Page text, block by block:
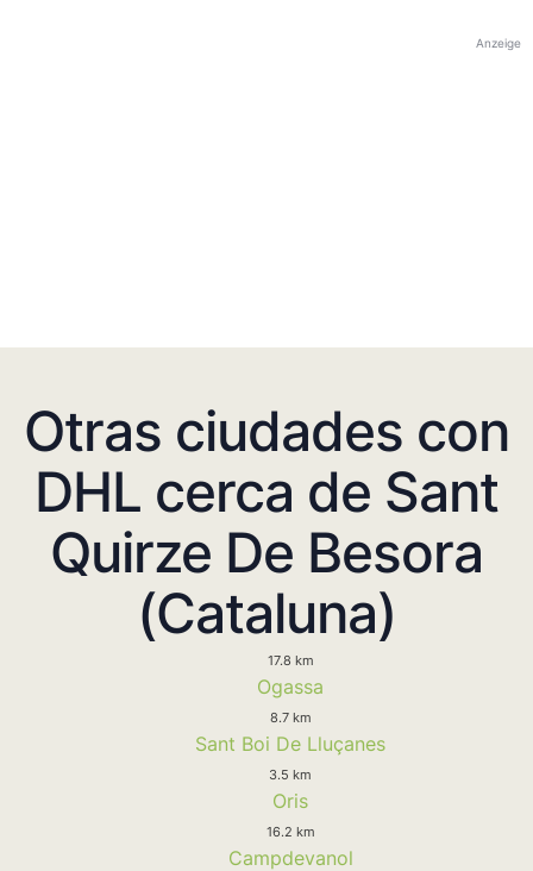
Anzeige
Otras ciudades con
DHL cerca de Sant
Quirze De Besora
(Cataluna)
17.8 km
Ogassa
8.7 km
Sant Boi De Lluçanes
3.5 km
Oris
16.2 km
Campdevanol